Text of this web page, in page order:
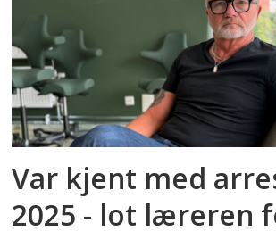
Var kjent med
2025 - lot læreren